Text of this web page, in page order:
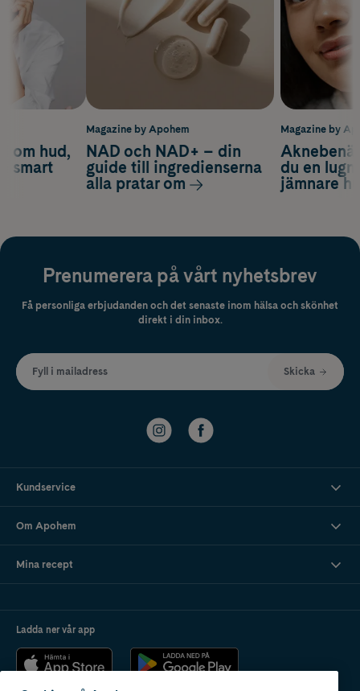
Magazine by
du en
jämnare
om hud,
smart
Magazine by Apohem
NAD och NAD+ – din
guide till ingredienserna
alla pratar om
Prenumerera på vårt nyhetsbrev
Få personliga erbjudanden och det senaste inom hälsa och skönhet
direkt i din inbox.
Fyll i mailadress Skicka
Kundservice
Om Apohem
Mina recept
Ladda ner vår app